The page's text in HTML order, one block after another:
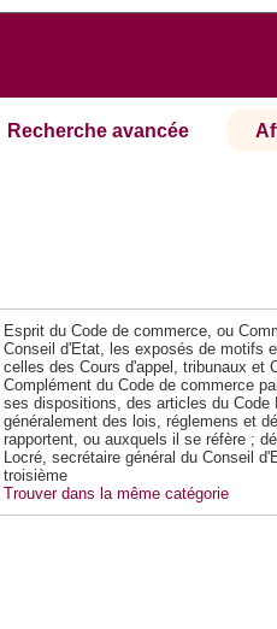
Recherche avancée
Esprit du Code de commerce, ou
Conseil d'Etat, les exposés de motifs
celles des Cours d'appel, tribunaux et
Complément du Code de commerce
ses dispositions, des articles du Code
généralement des lois, réglemens et
rapportent, ou auxquels il se réfère ;
Locré, secrétaire général du Conseil
troisième
Trouver dans la même catégorie